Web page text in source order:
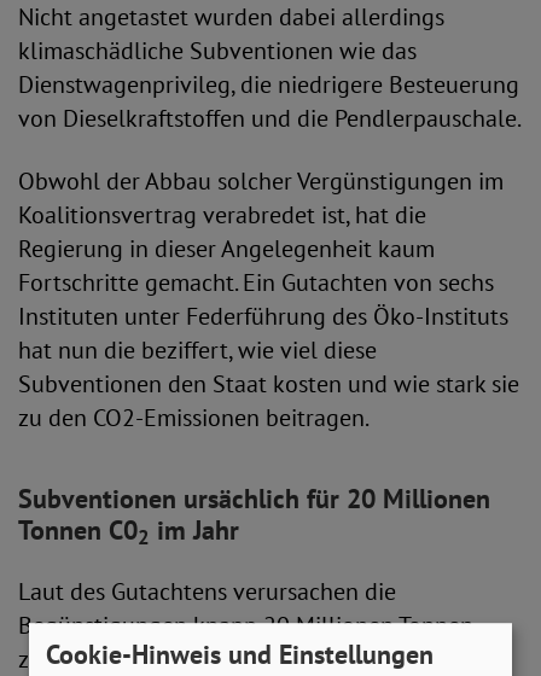
Nicht angetastet wurden dabei allerdings
klimaschädliche Subventionen wie das
Dienstwagenprivileg, die niedrigere Besteuerung
von Dieselkraftstoffen und die Pendlerpauschale.
Obwohl der Abbau solcher Vergünstigungen im
Koalitionsvertrag verabredet ist, hat die
Regierung in dieser Angelegenheit kaum
Fortschritte gemacht. Ein Gutachten von sechs
Instituten unter Federführung des Öko-Instituts
hat nun die beziffert, wie viel diese
Subventionen den Staat kosten und wie stark sie
zu den CO2-Emissionen beitragen.
Subventionen ursächlich für 20 Millionen
Tonnen C02 im Jahr
Laut des Gutachtens verursachen die
Begünstigungen knapp 20 Millionen Tonnen
zusätzliche Emissionen pro Jahr und kosten
Cookie-Hinweis und Einstellungen